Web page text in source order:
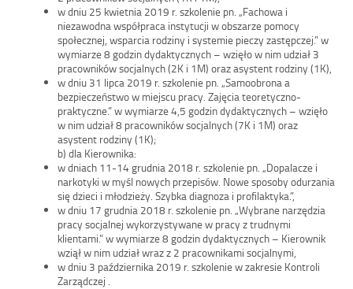
w dniu 25 kwietnia 2019 r. szkolenie pn. „Fachowa i
niezawodna współpraca instytucji w obszarze pomocy
społecznej, wsparcia rodziny i systemie pieczy zastępczej.” w
wymiarze 8 godzin dydaktycznych – wzięło w nim udział 3
pracowników socjalnych (2K i 1M) oraz asystent rodziny (1K),
w dniu 31 lipca 2019 r. szkolenie pn. „Samoobrona a
bezpieczeństwo w miejscu pracy. Zajęcia teoretyczno-
praktyczne.” w wymiarze 4,5 godzin dydaktycznych – wzięło
w nim udział 8 pracowników socjalnych (7K i 1M) oraz
asystent rodziny (1K);
b) dla Kierownika:
w dniach 11-14 grudnia 2018 r. szkolenie pn. „Dopalacze i
narkotyki w myśl nowych przepisów. Nowe sposoby odurzania
się dzieci i młodzieży. Szybka diagnoza i profilaktyka.”,
w dniu 17 grudnia 2018 r. szkolenie pn. „Wybrane narzędzia
pracy socjalnej wykorzystywane w pracy z trudnymi
klientami.” w wymiarze 8 godzin dydaktycznych – Kierownik
wziął w nim udział wraz z 2 pracownikami socjalnymi,
w dniu 3 października 2019 r. szkolenie w zakresie Kontroli
Zarządczej .